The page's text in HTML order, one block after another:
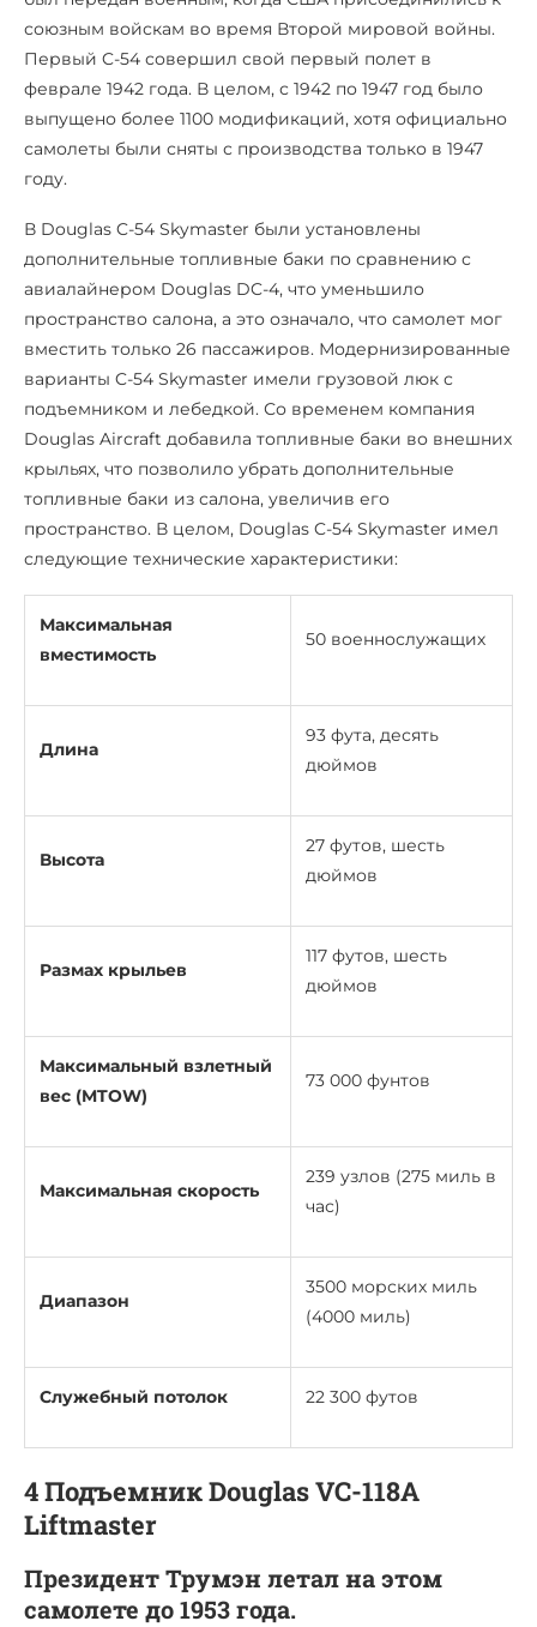
союзным войскам во время Второй мировой войны.
Первый C-54 совершил свой первый полет в
феврале 1942 года. В целом, с 1942 по 1947 год было
выпущено более 1100 модификаций, хотя официально
самолеты были сняты с производства только в 1947
году.
В Douglas C-54 Skymaster были установлены
дополнительные топливные баки по сравнению с
авиалайнером Douglas DC-4, что уменьшило
пространство салона, а это означало, что самолет мог
вместить только 26 пассажиров. Модернизированные
варианты C-54 Skymaster имели грузовой люк с
подъемником и лебедкой. Со временем компания
Douglas Aircraft добавила топливные баки во внешних
крыльях, что позволило убрать дополнительные
топливные баки из салона, увеличив его
пространство. В целом, Douglas C-54 Skymaster имел
следующие технические характеристики:
Максимальная
вместимость
50 военнослужащих
Длина
93 фута, десять
дюймов
Высота
27 футов, шесть
дюймов
Размах крыльев
117 футов, шесть
дюймов
Максимальный взлетный
вес (MTOW)
73 000 фунтов
Максимальная скорость
239 узлов (275 миль в
час)
Диапазон
3500 морских миль
(4000 миль)
Служебный потолок 22 300 футов
4 Подъемник Douglas VC-118A
Liftmaster
Президент Трумэн летал на этом
самолете до 1953 года.